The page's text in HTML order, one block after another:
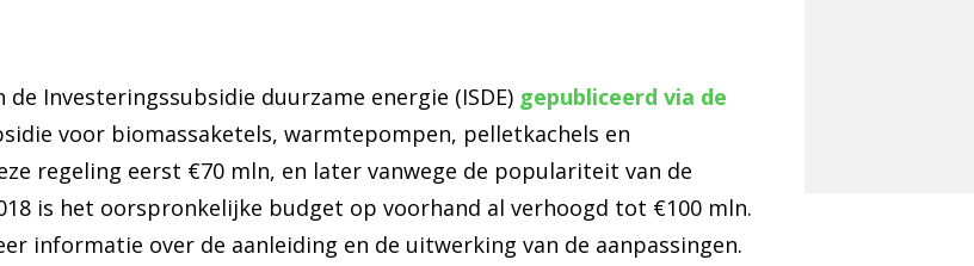
Investeringssubsidie duurzame energie (ISDE) gepubliceerd via de
voor biomassaketels, warmtepompen, pelletkachels en
regeling eerst €70 mln, en later vanwege de populariteit van de
is het oorspronkelijke budget op voorhand al verhoogd tot €100 mln.
informatie over de aanleiding en de uitwerking van de aanpassingen.